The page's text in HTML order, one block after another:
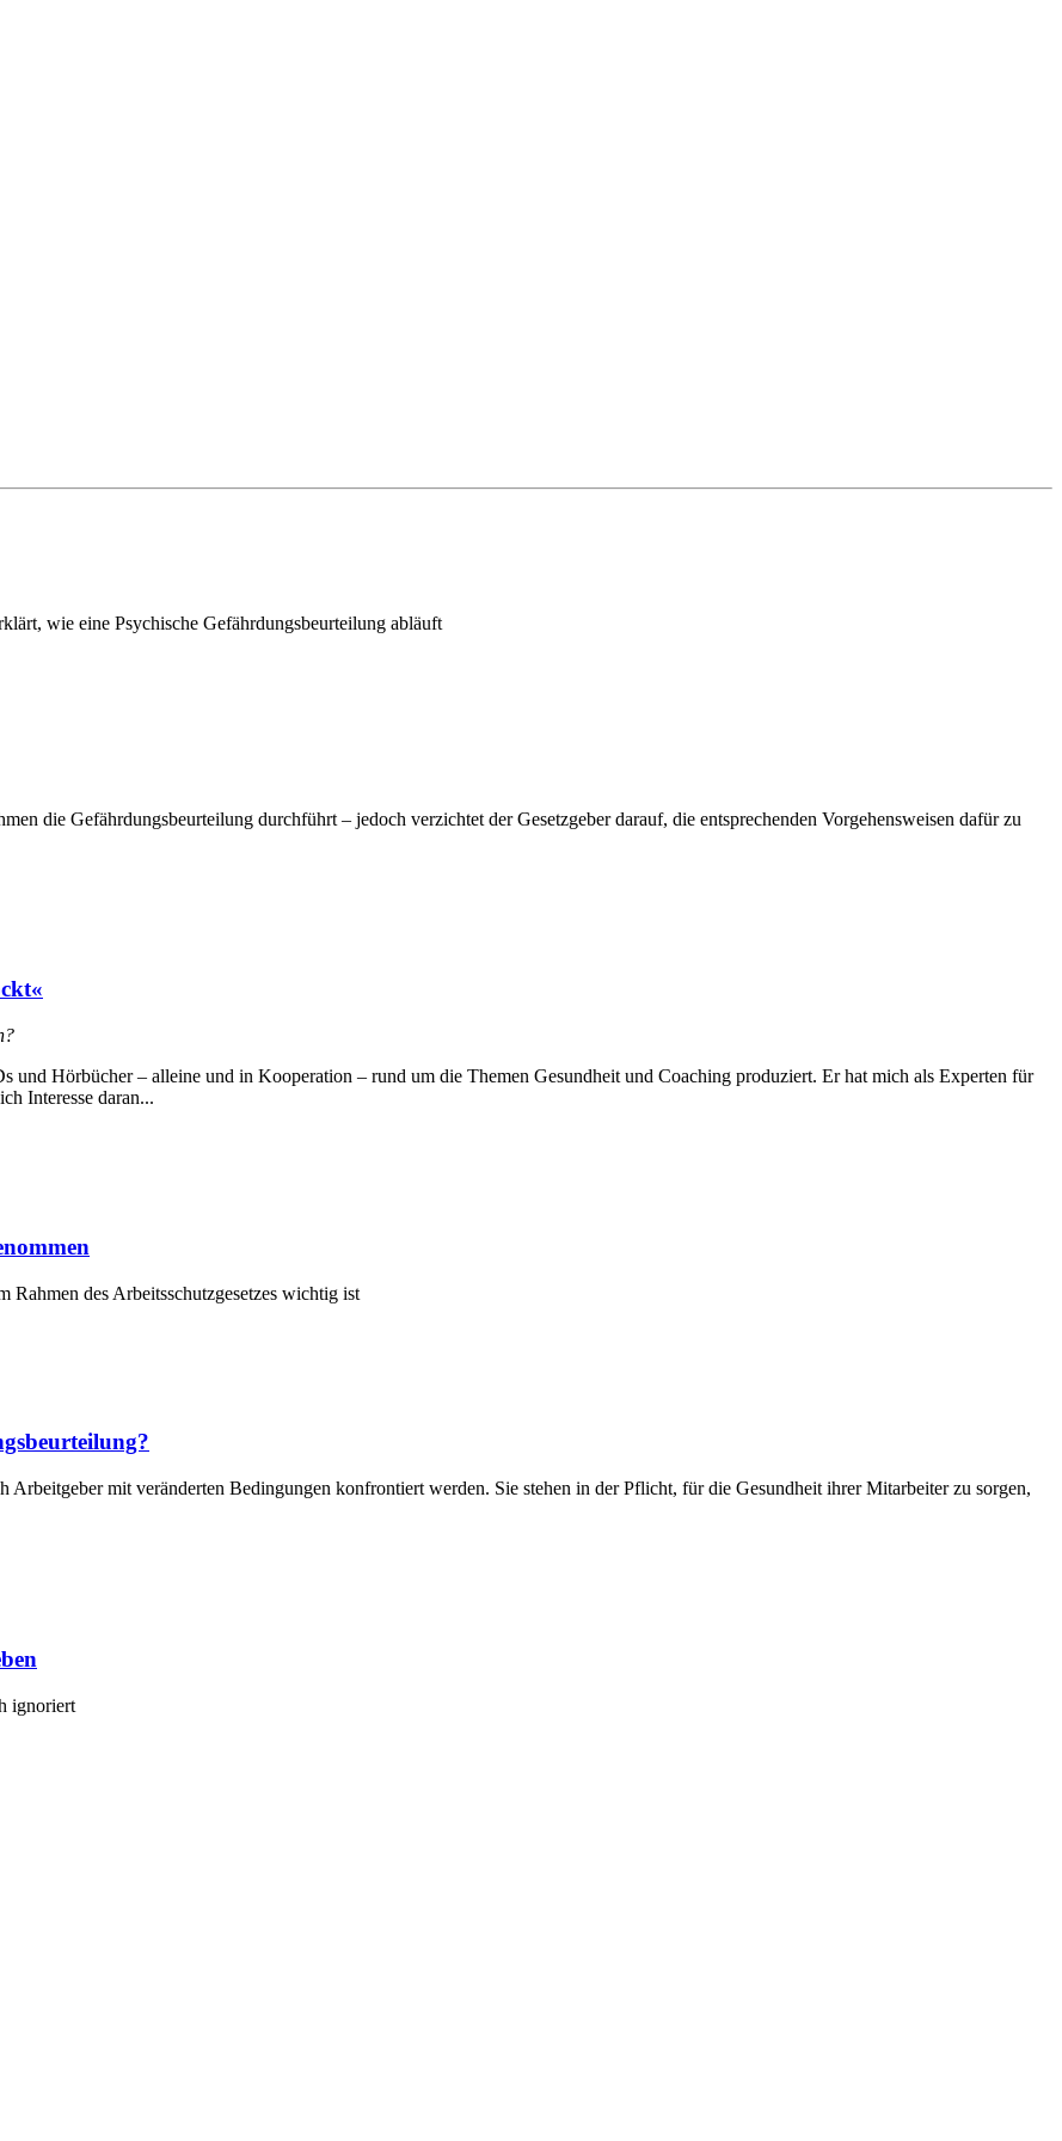
wie eine Psychische Gefährdungsbeurteilung abläuft
die Gefährdungsbeurteilung durchführt – jedoch verzichtet der Gesetzgeber darauf, die entsprechenden Vorgehensweisen dafür zu
und Hörbücher – alleine und in Kooperation – rund um die Themen Gesundheit und Coaching produziert. Er hat mich als Experten für
Interesse daran...
des Arbeitsschutzgesetzes wichtig ist
Arbeitgeber mit veränderten Bedingungen konfrontiert werden. Sie stehen in der Pflicht, für die Gesundheit ihrer Mitarbeiter zu sorgen,
ignoriert